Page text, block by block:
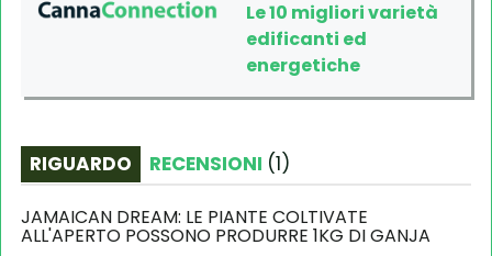
Le 10 migliori varietà
edificanti ed
energetiche
RIGUARDO RECENSIONI (1)
JAMAICAN DREAM: LE PIANTE COLTIVATE
ALL'APERTO POSSONO PRODURRE 1KG DI GANJA